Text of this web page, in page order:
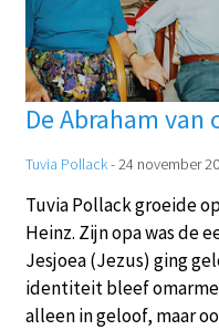
De Abraham
Tuvia Pollack-24 november
Tuvia Pollack groeide
Heinz. Zijn opa was de
Jesjoea (Jezus) ging
identiteit bleef
alleen in geloof, maar